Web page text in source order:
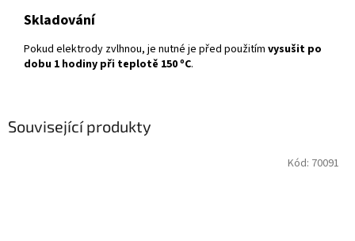
Skladování
Pokud elektrody zvlhnou, je nutné je před použitím vysušit po
dobu 1 hodiny při teplotě 150 ºC.
Související produkty
Kód: 70091